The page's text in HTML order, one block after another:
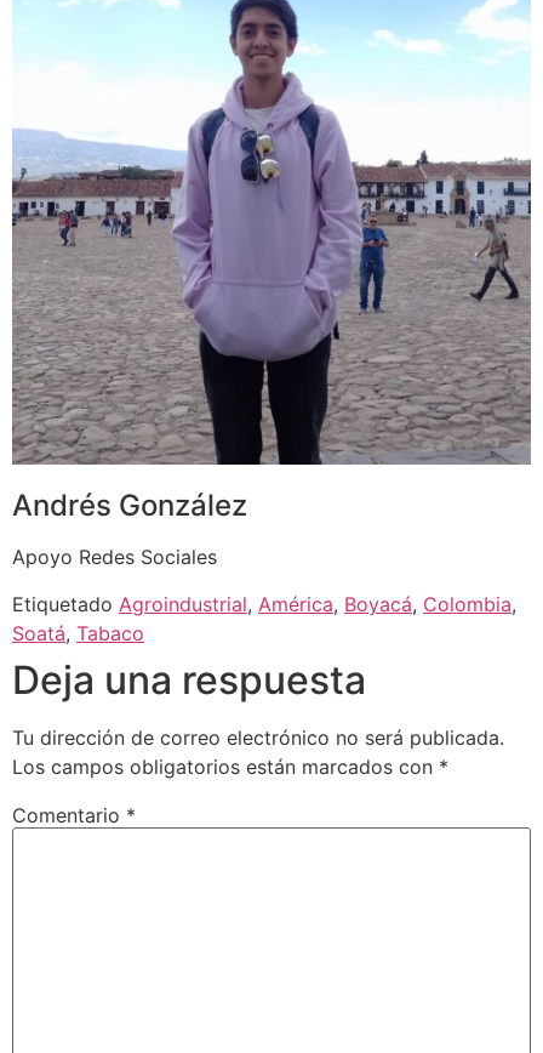
Andrés González
Apoyo Redes Sociales
Etiquetado Agroindustrial, América, Boyacá, Colombia,
Soatá, Tabaco
Deja una respuesta
Tu dirección de correo electrónico no será publicada.
Los campos obligatorios están marcados con *
Comentario *